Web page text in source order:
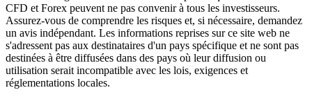
CFD et Forex peuvent ne pas convenir à tous les investisseurs.
Assurez-vous de comprendre les risques et, si nécessaire, demandez
un avis indépendant. Les informations reprises sur ce site web ne
s'adressent pas aux destinataires d'un pays spécifique et ne sont pas
destinées à être diffusées dans des pays où leur diffusion ou
utilisation serait incompatible avec les lois, exigences et
réglementations locales.